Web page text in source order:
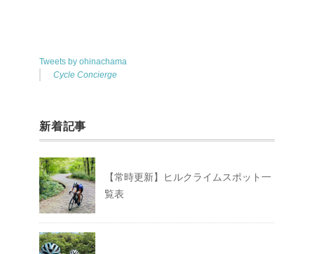
Tweets by ohinachama
Cycle Concierge
新着記事
【常時更新】ヒルクライムスポット一
覧表